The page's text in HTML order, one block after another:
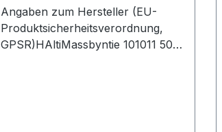
Angaben zum Hersteller (EU-
Produktsicherheitsverordnung,
GPSR)HAltiMassbyntie 101011 50